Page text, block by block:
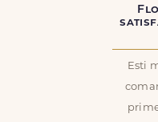
Esti